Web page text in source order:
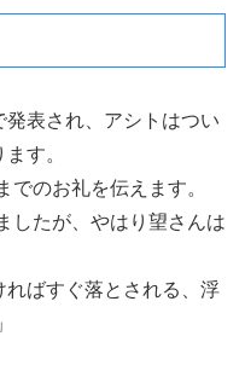
表され、アシトはつい
す。
のお礼を伝えます。
したが、やはり望さんは
ればすぐ落とされる、浮